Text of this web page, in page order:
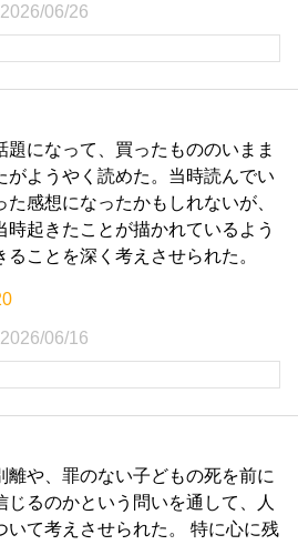
2026/06/26
題になって、買ったもののいまま
がようやく読めた。当時読んでい
た感想になったかもしれないが、
時起きたことが描かれているよう
ることを深く考えさせられた。
2026/06/16
離や、罪のない子どもの死を前に
じるのかという問いを通して、人
いて考えさせられた。 特に心に残